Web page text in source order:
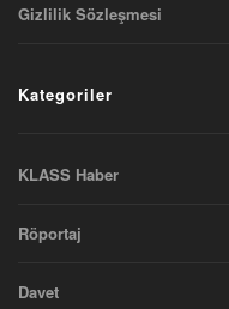
Gizlilik Sözleşmesi
Kategoriler
KLASS Haber
Röportaj
Davet